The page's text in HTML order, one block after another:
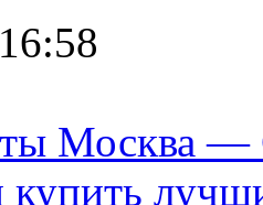
Москва —
купить